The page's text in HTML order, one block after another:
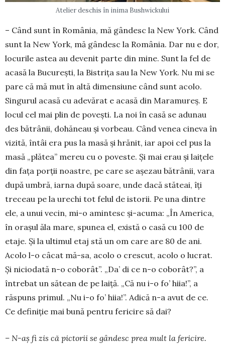
Atelier deschis în inima Bushwickului
– Când sunt în Ro­mâ­nia, mă gândesc la New York. Când
sunt la New York, mă gândesc la Ro­mâ­nia. Dar nu e dor,
locu­rile astea au devenit parte din mine. Sunt la fel de
acasă la București, la Bis­trița sau la New York. Nu mi se
pare că mă mut în altă di­men­siune când sunt acolo.
Singurul aca­să cu ade­vărat e acasă din Ma­ra­mureș. E
locul cel mai plin de povești. La noi în casă se adunau
des bă­trânii, dohăneau și vorbeau. Când venea cineva în
vizită, întâi era pus la masă și hrănit, iar apoi cel pus la
masă „plătea” mereu cu o poveste. Și mai erau și laițele
din fața porții noastre, pe care se așezau bătrânii, vara
după umbră, iarna după soare, unde dacă stăteai, îți
treceau pe la urechi tot felul de istorii. Pe una dintre
ele, a unui vecin, mi-o amin­tesc și-acuma: „În America,
în orașul ăla mare, spu­nea el, există o casă cu 100 de
etaje. Și la ultimul etaj stă un om care are 80 de ani.
Acolo l-o câ­cat mă-sa, acolo o crescut, acolo o lucrat.
Și nicio­dată n-o coborât”. „Da’ di ce n-o coborât?”, a
întrebat un sătean de pe laiță. „Că nu i-o fo’ hiia!”, a
răspuns primul. „Nu i-o fo’ hiia!”. Adică n-a avut de ce.
Ce definiție mai bună pentru fericire să dai?
– N-aș fi zis că pictorii se gândesc prea mult la fericire.